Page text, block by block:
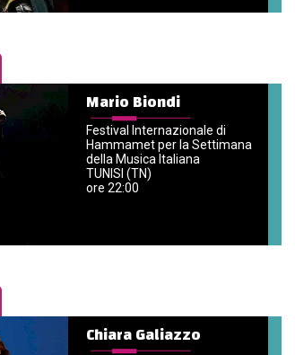
Mario Biondi
Festival Internazionale di
Hammamet per la Settimana
della Musica Italiana
TUNISI (TN)
ore 22:00
Chiara Galiazzo